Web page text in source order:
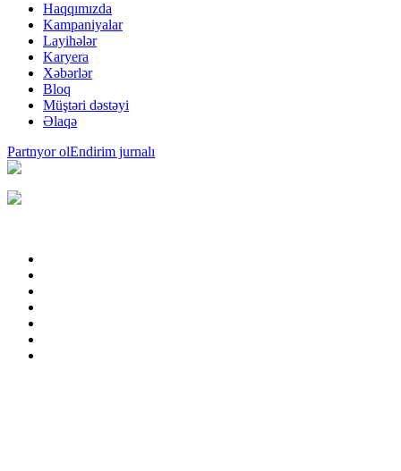
Haqqımızda
Kampaniyalar
Layihələr
Karyera
Xəbərlər
Bloq
Müştəri dəstəyi
Əlaqə
Partnyor olEndirim jurnalı